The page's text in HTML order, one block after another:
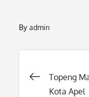
Byadmin
Post
Topeng
Kota Apel